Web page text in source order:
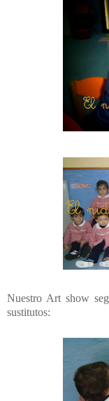
Nuestro Art show
sustitutos: